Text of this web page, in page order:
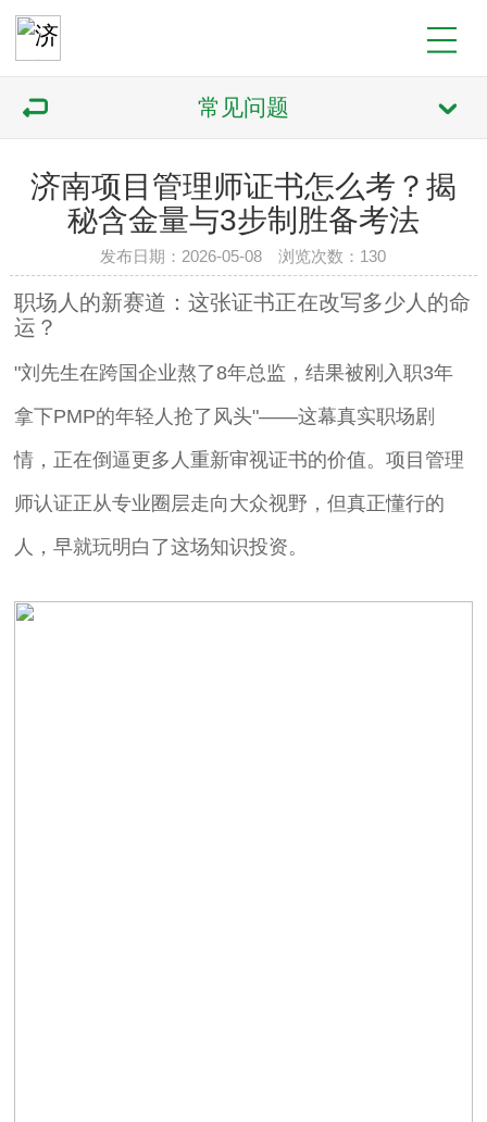
常见问题
济南项目管理师证书怎么考？揭
秘含金量与3步制胜备考法
发布日期：2026-05-08 浏览次数：130
职场人的新赛道：这张证书正在改写多少人的命
运？
"刘先生在跨国企业熬了8年总监，结果被刚入职3年
拿下PMP的年轻人抢了风头"——这幕真实职场剧
情，正在倒逼更多人重新审视证书的价值。项目管理
师认证正从专业圈层走向大众视野，但真正懂行的
人，早就玩明白了这场知识投资。